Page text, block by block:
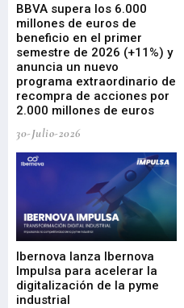
BBVA supera los 6.000
millones de euros de
beneficio en el primer
semestre de 2026 (+11%) y
anuncia un nuevo
programa extraordinario de
recompra de acciones por
2.000 millones de euros
30-Julio-2026
Ibernova lanza Ibernova
Impulsa para acelerar la
digitalización de la pyme
industrial